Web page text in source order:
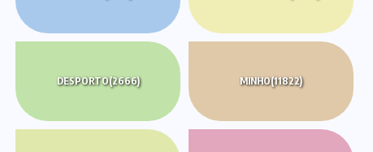
DESPORTO(2666) MINHO(11822)